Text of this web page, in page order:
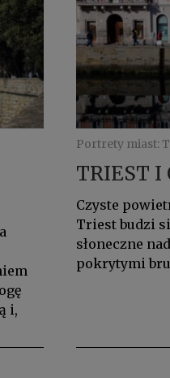
i,
Portrety miast:
TRIEST I
Czyste
Triest budzi
słoneczne
pokrytymi